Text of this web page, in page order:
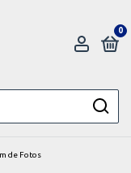
0
de Fotos